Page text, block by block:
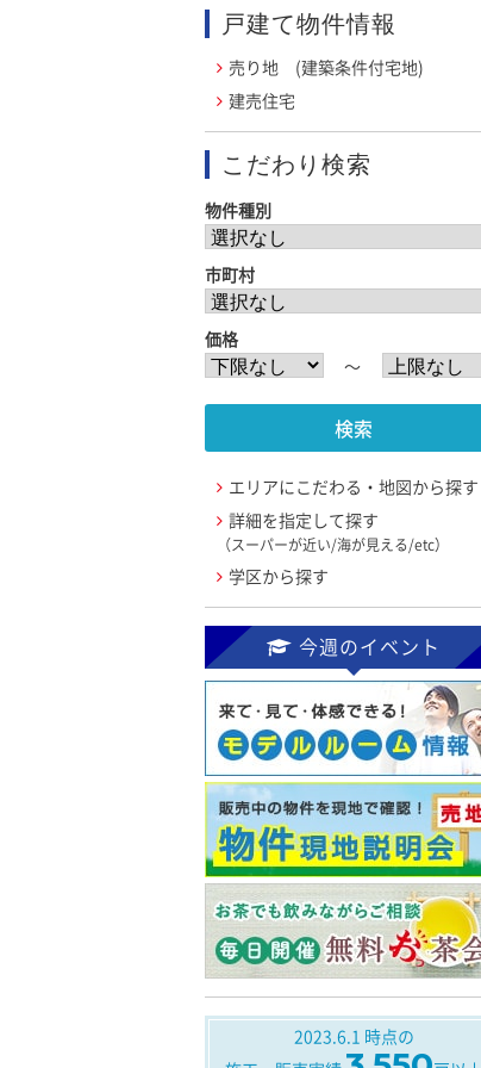
戸建て物件情報
売り地 (建築条件付宅地)
建売住宅
こだわり検索
物件種別
市町村
価格
〜
エリアにこだわる・地図から探す
詳細を指定して探す
（スーパーが近い/海が見える/etc）
学区から探す
今週のイベント
2023.6.1 時点の